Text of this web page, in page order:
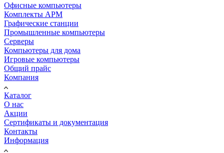
Офисные компьютеры
Комплекты АРМ
Графические станции
Промышленные компьютеры
Серверы
Компьютеры для дома
Игровые компьютеры
Общий прайс
Компания
Каталог
О нас
Акции
Сертификаты и документация
Контакты
Информация